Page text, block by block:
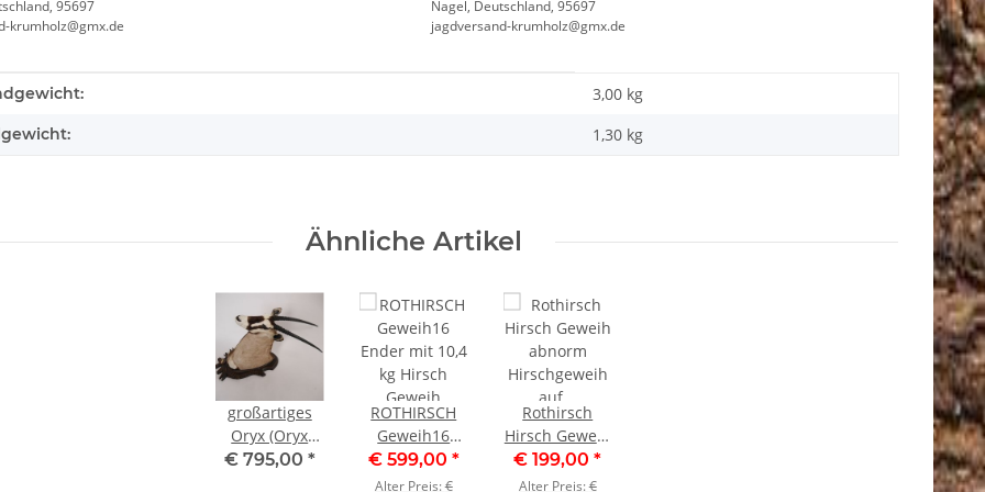
95697
krumholz@gmx.de
Nagel, Deutschland, 95697
jagdversand-krumholz@gmx.de
3,00 kg
1,30 kg
Ähnliche Artikel
großartiges
Oryx (Oryx
gazella) Afrika
€ 795,00 *
ROTHIRSCH
Geweih16
Ender mit 10,4
kg Hirsch
€ 599,00 *
Alter Preis:€
Rothirsch
Hirsch Geweih
abnorm
Hirschgeweih
€ 199,00*
Alter Preis:€